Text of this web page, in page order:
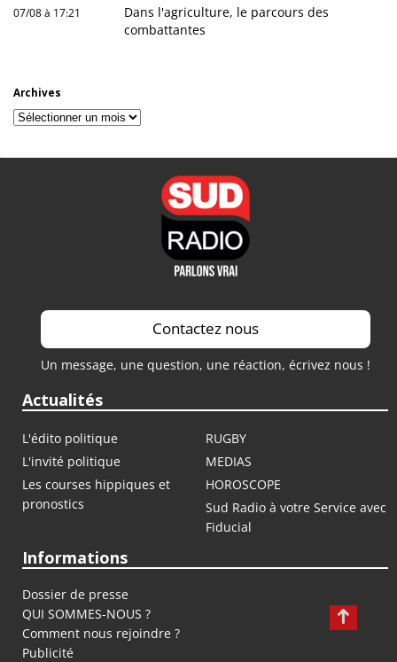
07/08 à 17:21
Dans l'agriculture, le parcours des
combattantes
Archives
Archives
Contactez nous
Un message, une question, une réaction, écrivez nous !
Actualités
L'édito politique
RUGBY
L'invité politique
MEDIAS
Les courses hippiques et
pronostics
HOROSCOPE
Sud Radio à votre Service avec
Fiducial
Informations
Dossier de presse
QUI SOMMES-NOUS ?
Comment nous rejoindre ?
Publicité